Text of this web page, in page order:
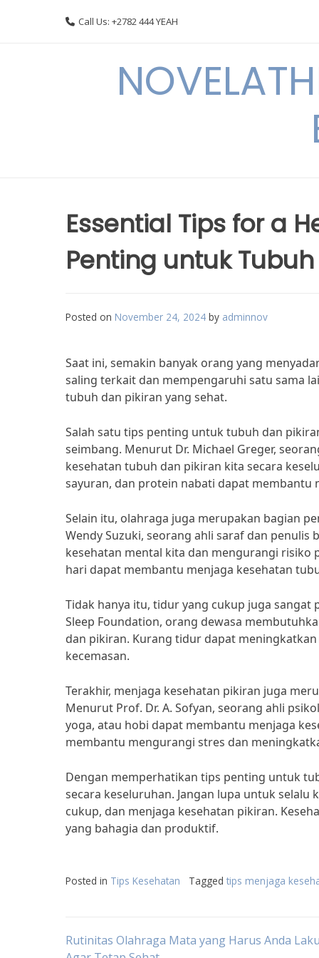
Call Us: +2782 444 YEAH
Essential Tips for a
Penting untuk
Posted on November 24, 2024 by adminnov
Saat ini, semakin banyak orang yang
saling terkait dan mempengaruhi satu sama
tubuh dan pikiran yang sehat.
Salah satu tips penting untuk tubuh dan
seimbang. Menurut Dr. Michael Greger,
kesehatan tubuh dan pikiran kita secara
sayuran, dan protein nabati dapat membantu
Selain itu, olahraga juga merupakan bagian
Wendy Suzuki, seorang ahli saraf dan penulis
kesehatan mental kita dan mengurangi risiko
hari dapat membantu menjaga kesehatan
Tidak hanya itu, tidur yang cukup juga
Sleep Foundation, orang dewasa
dan pikiran. Kurang tidur dapat
kecemasan.
Terakhir, menjaga kesehatan pikiran juga
Menurut Prof. Dr. A. Sofyan, seorang ahli
yoga, atau hobi dapat membantu menjaga
membantu mengurangi stres dan
Dengan memperhatikan tips penting untuk
secara keseluruhan. Jangan lupa untuk
cukup, dan menjaga kesehatan pikiran.
yang bahagia dan produktif.
Posted in Tips Kesehatan Tagged tips menjaga
Post
Rutinitas Olahraga Mata yang Harus Anda